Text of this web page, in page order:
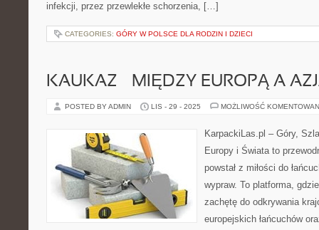
infekcji, przez przewlekłe schorzenia, […]
CATEGORIES: GÓRY W POLSCE DLA RODZIN I DZIECI
KAUKAZ – MIĘDZY EUROPĄ A
POSTED BY ADMIN LIS - 29 - 2025 MOŻLIWOŚĆ
KarpackiLas.pl – Góry,
Europy i Świata to
powstał z miłości do
wypraw. To platforma,
zachętę do odkrywania
europejskich łańcuchów